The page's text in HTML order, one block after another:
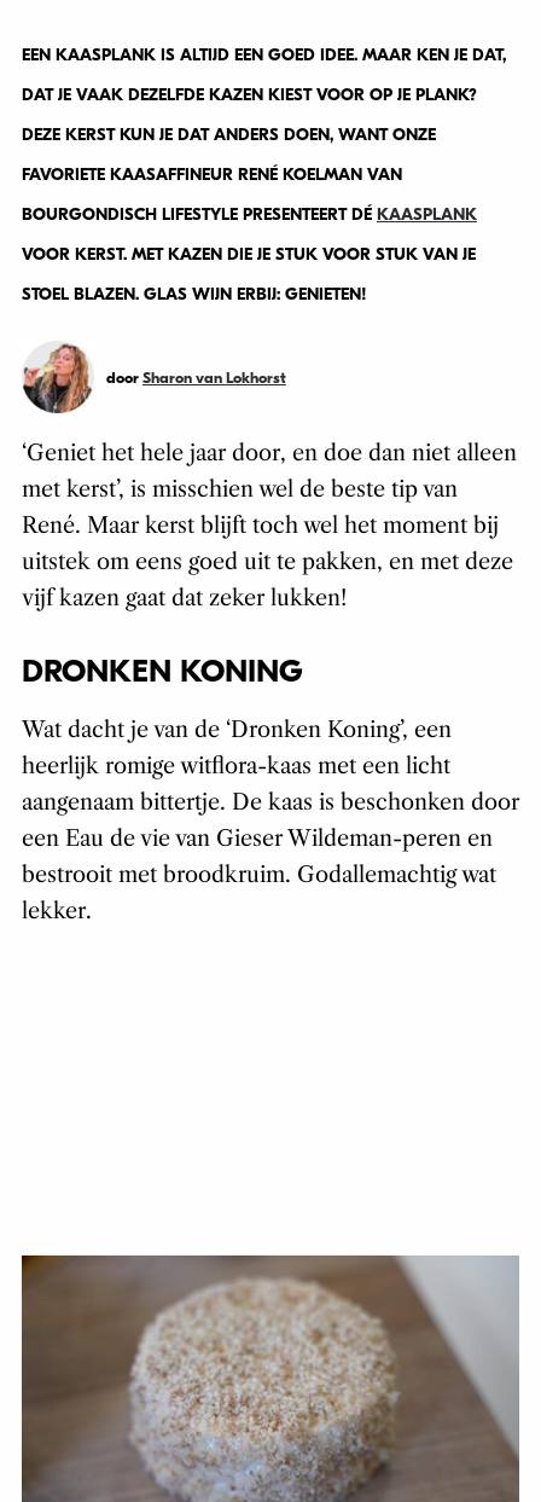
EEN KAASPLANK IS ALTIJD EEN GOED IDEE. MAAR KEN JE DAT,
DAT JE VAAK DEZELFDE KAZEN KIEST VOOR OP JE PLANK?
DEZE KERST KUN JE DAT ANDERS DOEN, WANT ONZE
FAVORIETE KAASAFFINEUR RENÉ KOELMAN VAN
BOURGONDISCH LIFESTYLE PRESENTEERT DÉ KAASPLANK
VOOR KERST. MET KAZEN DIE JE STUK VOOR STUK VAN JE
STOEL BLAZEN. GLAS WIJN ERBIJ: GENIETEN!
door Sharon van Lokhorst
‘Geniet het hele jaar door, en doe dan niet alleen
met kerst’, is misschien wel de beste tip van
René. Maar kerst blijft toch wel het moment bij
uitstek om eens goed uit te pakken, en met deze
vijf kazen gaat dat zeker lukken!
DRONKEN KONING
Wat dacht je van de ‘Dronken Koning’, een
heerlijk romige witflora-kaas met een licht
aangenaam bittertje. De kaas is beschonken door
een Eau de vie van Gieser Wildeman-peren en
bestrooit met broodkruim. Godallemachtig wat
lekker.